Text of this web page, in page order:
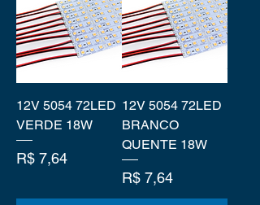
12V 5054 72LED
VERDE 18W
Preço
R$ 7,64
12V 5054 72LED
BRANCO
QUENTE 18W
Preço
R$ 7,64